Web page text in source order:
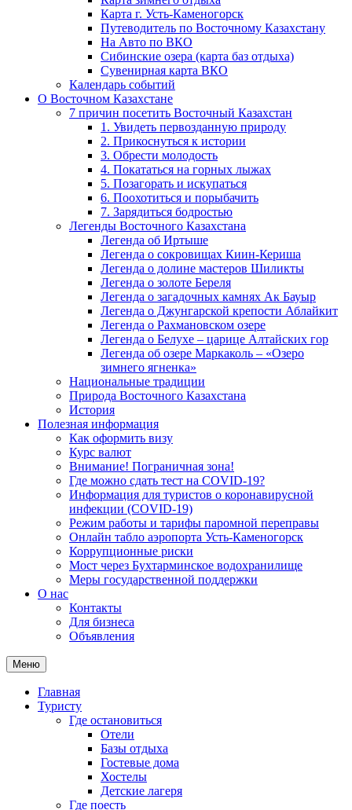
Карта г. Усть-Каменогорск
Путеводитель по Восточному Казахстану
На Авто по ВКО
Сибинские озера (карта баз отдыха)
Сувенирная карта ВКО
Календарь событий
О Восточном Казахстане
7 причин посетить Восточный Казахстан
1. Увидеть первозданную природу
2. Прикоснуться к истории
3. Обрести молодость
4. Покататься на горных лыжах
5. Позагорать и искупаться
6. Поохотиться и порыбачить
7. Зарядиться бодростью
Легенды Восточного Казахстана
Легенда об Иртыше
Легенда о сокровищах Киин-Кериша
Легенда о долине мастеров Шиликты
Легенда о золоте Береля
Легенда о загадочных камнях Ак Бауыр
Легенда о Джунгарской крепости Аблайкит
Легенда о Рахмановском озере
Легенда о Белухе – царице Алтайских гор
Легенда об озере Маркаколь – «Озеро
зимнего ягненка»
Национальные традиции
Природа Восточного Казахстана
История
Полезная информация
Как оформить визу
Курс валют
Внимание! Пограничная зона!
Где можно сдать тест на COVID-19?
Информация для туристов о коронавирусной
инфекции (COVID-19)
Режим работы и тарифы паромной переправы
Онлайн табло аэропорта Усть-Каменогорск
Коррупционные риски
Мост через Бухтарминское водохранилище
Меры государственной поддержки
О нас
Контакты
Для бизнеса
Объявления
Меню
Главная
Туристу
Где остановиться
Отели
Базы отдыха
Гостевые дома
Хостелы
Детские лагеря
Где поесть